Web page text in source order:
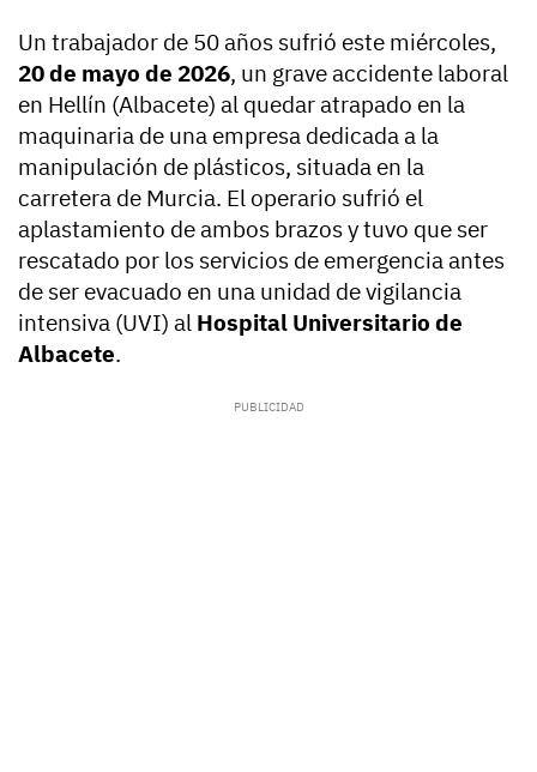
Un trabajador de 50 años sufrió este miércoles,
20 de mayo de 2026, un grave accidente laboral
en Hellín (Albacete) al quedar atrapado en la
maquinaria de una empresa dedicada a la
manipulación de plásticos, situada en la
carretera de Murcia. El operario sufrió el
aplastamiento de ambos brazos y tuvo que ser
rescatado por los servicios de emergencia antes
de ser evacuado en una unidad de vigilancia
intensiva (UVI) al Hospital Universitario de
Albacete.